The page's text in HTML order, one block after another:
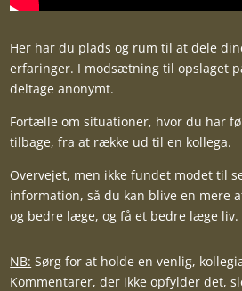
Her har du plads og rum til at dele
erfaringer. I modsætning til opslaget
deltage anonymt.
Fortælle om situationer, hvor du har
tilbage, fra at række ud til en kollega.
Overvejet, men ikke fundet modet til
information, så du kan blive en mere
og bedre læge, og få et bedre læge liv.
NB: Sørg for at holde en venlig,
Kommentarer, der ikke opfylder det,